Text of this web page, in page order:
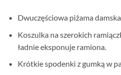
Dwuczęściowa piżama
Koszulka na szerokich
ładnie eksponuje ramiona.
Krótkie spodenki z gumką w